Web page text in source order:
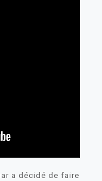
a décidé de faire